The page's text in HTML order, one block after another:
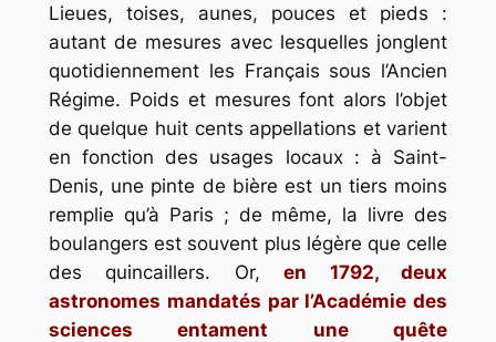
Lieues, toises, aunes, pouces et pieds :
autant de mesures avec lesquelles jonglent
quotidiennement les Français sous l’Ancien
Régime. Poids et mesures font alors l’objet
de quelque huit cents appellations et varient
en fonction des usages locaux : à Saint-
Denis, une pinte de bière est un tiers moins
remplie qu’à Paris ; de même, la livre des
boulangers est souvent plus légère que celle
des quincaillers. Or,en 1792, deux
astronomes mandatés par l’Académie des
sciences entament une quête